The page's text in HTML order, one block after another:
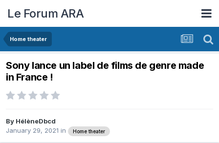
Le Forum ARA
Home theater
Sony lance un label de films de genre made
in France !
By HélèneDbcd
January 29, 2021 in Home theater